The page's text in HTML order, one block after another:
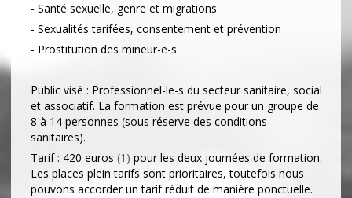
- Santé sexuelle, genre et migrations
- Sexualités tarifées, consentement et prévention
- Prostitution des mineur-e-s
Public visé : Professionnel-le-s du secteur sanitaire, social
et associatif. La formation est prévue pour un groupe de
8 à 14 personnes (sous réserve des conditions
sanitaires).
Tarif : 420 euros (1) pour les deux journées de formation.
Les places plein tarifs sont prioritaires, toutefois nous
pouvons accorder un tarif réduit de manière ponctuelle.